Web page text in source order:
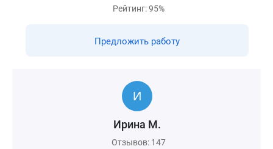
Рейтинг: 95%
Предложить работу
Ирина М.
Отзывов: 147